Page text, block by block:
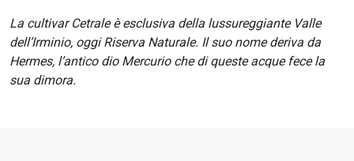
La cultivar Cetrale è esclusiva della lussureggiante Valle
dell’Irminio, oggi Riserva Naturale. Il suo nome deriva da
Hermes, l’antico dio Mercurio che di queste acque fece la
sua dimora.